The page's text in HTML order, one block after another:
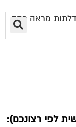
לפי רצונכם):